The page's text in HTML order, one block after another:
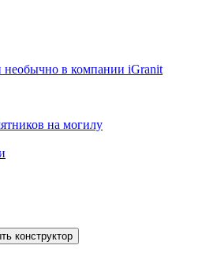
в компании iGranit
на могилу
конструктор